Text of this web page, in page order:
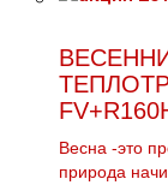
Весна -это
природа